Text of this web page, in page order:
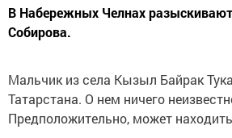
В Набережных Челнах
Собирова.
Мальчик из села Кызыл Байрак
Татарстана. О нем ничего
Предположительно, может